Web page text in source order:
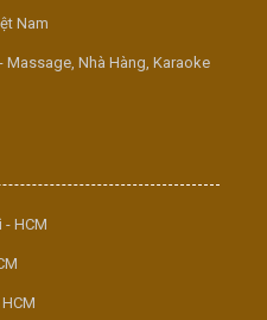
Nam
Massage, Nhà Hàng, Karaoke
- HCM